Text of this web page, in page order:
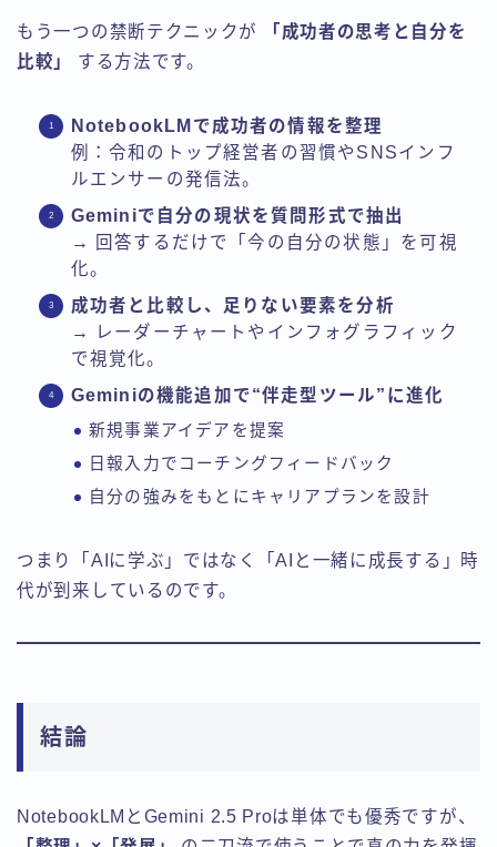
もう一つの禁断テクニックが
「成功者の思考と自分を
比較」
する方法です。
NotebookLMで成功者の情報を整理
例：令和のトップ経営者の習慣やSNSインフ
ルエンサーの発信法。
Geminiで自分の現状を質問形式で抽出
→ 回答するだけで「今の自分の状態」を可視
化。
成功者と比較し、足りない要素を分析
→ レーダーチャートやインフォグラフィック
で視覚化。
Geminiの機能追加で“伴走型ツール”に進化
新規事業アイデアを提案
日報入力でコーチングフィードバック
自分の強みをもとにキャリアプランを設計
つまり「AIに学ぶ」ではなく「AIと一緒に成長する」時
代が到来しているのです。
結論
NotebookLMとGemini 2.5 Proは単体でも優秀ですが、